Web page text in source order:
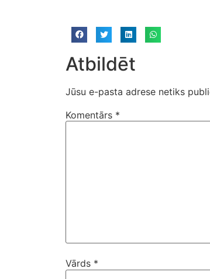
Atbildēt
Jūsu e-pasta adrese netiks
Komentārs *
Vārds *